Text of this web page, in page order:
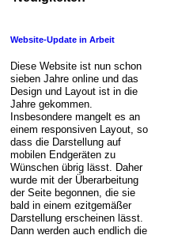
Website-Update in Arbeit
Diese Website ist nun schon
sieben Jahre online und das
Design und Layout ist in die
Jahre gekommen.
Insbesondere mangelt es an
einem responsiven Layout, so
dass die Darstellung auf
mobilen Endgeräten zu
Wünschen übrig lässt. Daher
wurde mit der Überarbeitung
der Seite begonnen, die sie
bald in einem ezitgemäßer
Darstellung erscheinen lässt.
Dann werden auch endlich die